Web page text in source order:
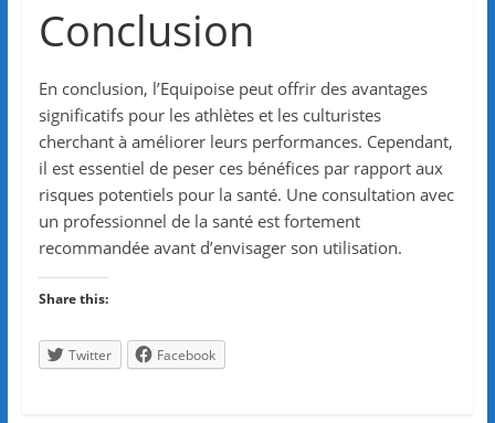
Conclusion
En conclusion, l’Equipoise peut offrir des avantages
significatifs pour les athlètes et les culturistes
cherchant à améliorer leurs performances. Cependant,
il est essentiel de peser ces bénéfices par rapport aux
risques potentiels pour la santé. Une consultation avec
un professionnel de la santé est fortement
recommandée avant d’envisager son utilisation.
Share this:
Twitter Facebook